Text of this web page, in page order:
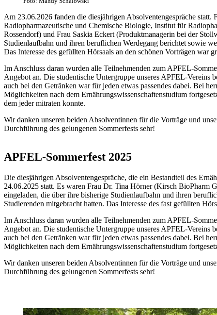
Am 23.06.2026 fanden die diesjährigen Absolventengespräche
Radiopharmazeutische und Chemische Biologie, Institut für
Rossendorf) und Frau Saskia Eckert (Produktmanagerin bei der
Studienlaufbahn und ihren beruflichen Werdegang berichtet sowie
Das Interesse des gefüllten Hörsaals an den schönen Vorträgen war
Im Anschluss daran wurden alle Teilnehmenden zum APFEL-
Angebot an. Die studentische Untergruppe unseres APFEL-Vereins
auch bei den Getränken war für jeden etwas passendes dabei. Bei
Möglichkeiten nach dem Ernährungswissenschaftenstudium
dem jeder mitraten konnte.
Wir danken unseren beiden Absolventinnen für die Vorträge und
Durchführung des gelungenen Sommerfests sehr!
APFEL-Sommerfest 2025
Die diesjährigen Absolventengespräche, die ein Bestandteil des
24.06.2025 statt. Es waren Frau Dr. Tina Hörner (Kirsch BioPharm
eingeladen, die über ihre bisherige Studienlaufbahn und ihren
Studierenden mitgebracht hatten. Das Interesse des fast gefüllten
Im Anschluss daran wurden alle Teilnehmenden zum APFEL-
Angebot an. Die studentische Untergruppe unseres APFEL-Vereins
auch bei den Getränken war für jeden etwas passendes dabei. Bei
Möglichkeiten nach dem Ernährungswissenschaftenstudium
Wir danken unseren beiden Absolventinnen für die Vorträge und
Durchführung des gelungenen Sommerfests sehr!